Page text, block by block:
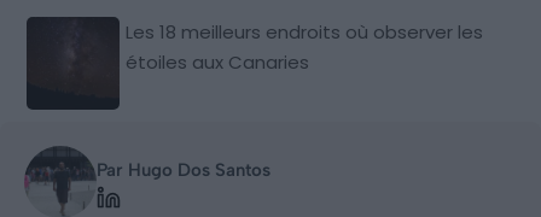
Les 18 meilleurs endroits où observer les
étoiles aux Canaries
Par Hugo Dos Santos